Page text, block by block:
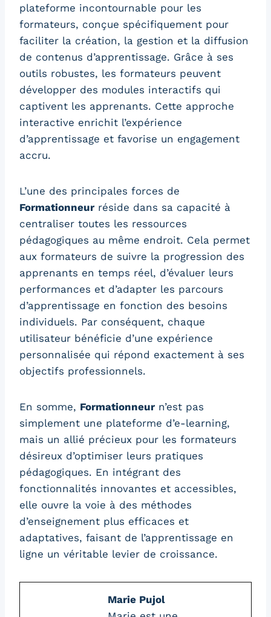
plateforme incontournable pour les
formateurs, conçue spécifiquement pour
faciliter la création, la gestion et la diffusion
de contenus d’apprentissage. Grâce à ses
outils robustes, les formateurs peuvent
développer des modules interactifs qui
captivent les apprenants. Cette approche
interactive enrichit l’expérience
d’apprentissage et favorise un engagement
accru.
L’une des principales forces de
Formationneur réside dans sa capacité à
centraliser toutes les ressources
pédagogiques au même endroit. Cela permet
aux formateurs de suivre la progression des
apprenants en temps réel, d’évaluer leurs
performances et d’adapter les parcours
d’apprentissage en fonction des besoins
individuels. Par conséquent, chaque
utilisateur bénéficie d’une expérience
personnalisée qui répond exactement à ses
objectifs professionnels.
En somme, Formationneur n’est pas
simplement une plateforme d’e-learning,
mais un allié précieux pour les formateurs
désireux d’optimiser leurs pratiques
pédagogiques. En intégrant des
fonctionnalités innovantes et accessibles,
elle ouvre la voie à des méthodes
d’enseignement plus efficaces et
adaptatives, faisant de l’apprentissage en
ligne un véritable levier de croissance.
Marie Pujol